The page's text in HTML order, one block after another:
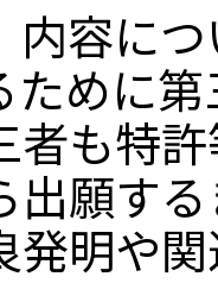
内容に
ために
者も特
出願す
発明や